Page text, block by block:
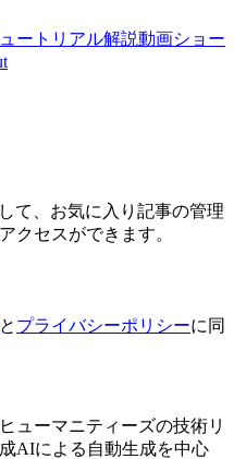
ートリアル解説動画ショー
て、お気に入り記事の管理
クセスができます。
と プライバシーポリシーに同
ューマニティーズの技術リ
AIによる自動生成を中心